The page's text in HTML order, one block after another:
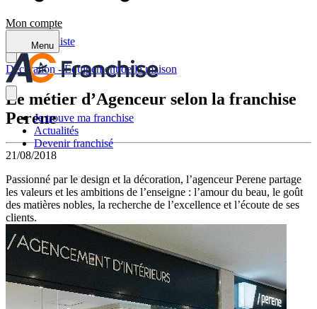
Mon compte
Menu
Je trouve ma franchise
Actualités
Devenir franchisé
Retour à la liste
Décoration - Équipement de la maison
Le métier d’Agenceur selon la franchise
Perene
21/08/2018
Passionné par le design et la décoration, l’agenceur Perene partage
les valeurs et les ambitions de l’enseigne : l’amour du beau, le goût
des matières nobles, la recherche de l’excellence et l’écoute de ses
clients.